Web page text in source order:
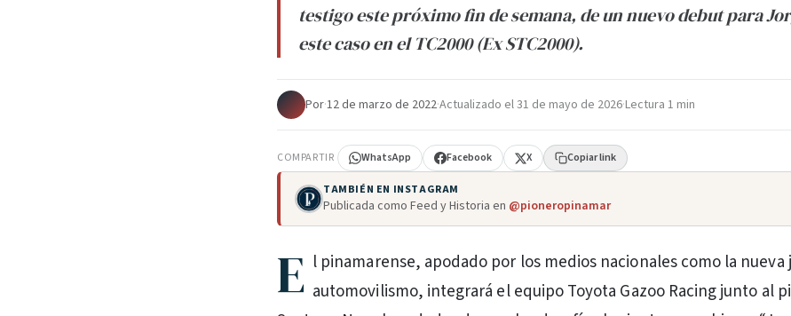
testigo este próximo fin de semana, de un nuevo debut para
este caso en el TC2000 (Ex STC2000).
Por·12 de marzo de 2022·Actualizado el31 de mayo de 2026·Lectura 1 min
COMPARTIR WhatsApp Facebook X Copiar link
TAMBIÉN EN INSTAGRAM
Publicada como Feed y Historia en @pioneropinamar
E l pinamarense, apodado por los medios nacionales como la nueva
automovilismo, integrará el equipo Toyota Gazoo Racing junto al